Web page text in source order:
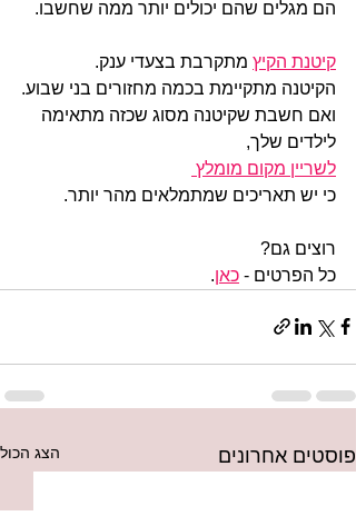
הם מגלים שהם יכולים יותר ממה שחשבו.
קיטנת הקיץ מתקרבת בצעדי ענק.
הקיטנה מתקיימת בכמה מחזורים בני שבוע.
ואם חשבת שקיטנה מסוג שכזה מתאימה
לילדים שלך,
לשריין מקום מומלץ
כי יש תאריכים שמתמלאים מהר יותר.
רוצים גם?
כל הפרטים - כאן.
פוסטים אחרונים הצג הכול